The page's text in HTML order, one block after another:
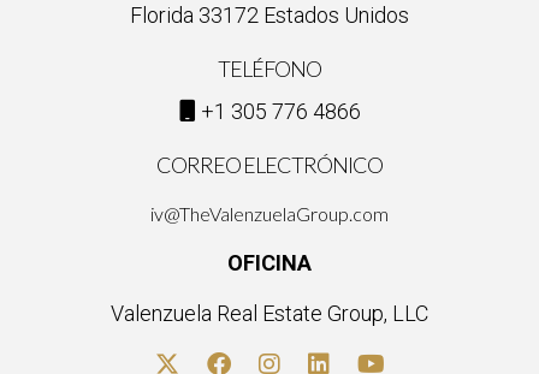
El MLS ofrece detalles sobre propiedades disponibles,
¿Es necesario ser agente inmobiliario para
acceder al MLS?
¿Cómo puedo mejorar mis habilidades en el uso
Florida 33172 Estados Unidos
TELÉFONO
+1 305 776 4866
CORREO ELECTRÓNICO
iv@TheValenzuelaGroup.com
OFICINA
Valenzuela Real Estate Group, LLC